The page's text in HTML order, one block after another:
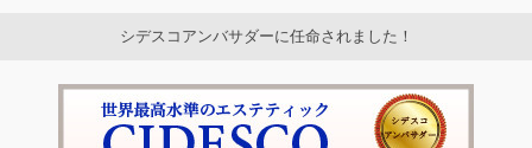
シデスコアンバサダーに任命されました！